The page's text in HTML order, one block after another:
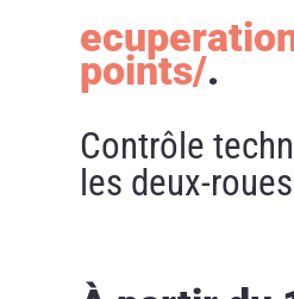
points/.
Contrôle
les deux-